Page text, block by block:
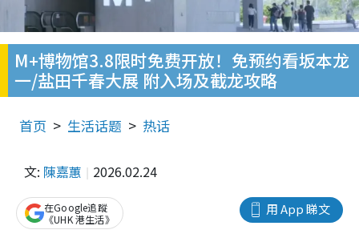
M+博物馆3.8限时免费开放！免预约看坂本龙
一/盐田千春大展 附入场及截龙攻略
首页 生活话题 热话
文: 陳嘉蕙 2026.02.24
用 App 睇文
在Google追蹤
《UHK 港生活》